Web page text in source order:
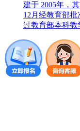
建于 2005年，
12月经教育部
过教育部本科教